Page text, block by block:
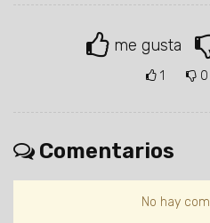
me gusta
1 0
Comentarios
No hay